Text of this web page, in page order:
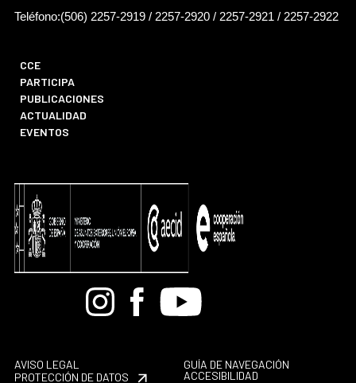
Teléfono:(506) 2257-2919 / 2257-2920 / 2257-2921 / 2257-2922
CCE
PARTICIPA
PUBLICACIONES
ACTUALIDAD
EVENTOS
BandcampInstagramFacebook
Youtube
AVISO LEGAL
PROTECCIÓN DE DATOS
GUÍA DE NAVEGACIÓN
ACCESIBILIDAD